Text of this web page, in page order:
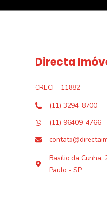
Directa
CRECI
11882
(11) 3294-8700
(11) 96409-4766
Basílio da Cunha,
Paulo - SP